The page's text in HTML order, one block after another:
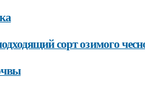
сорт озимого